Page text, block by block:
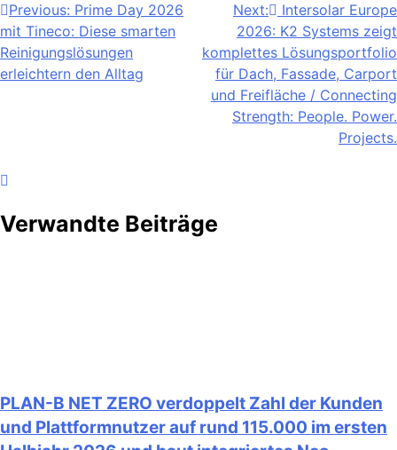
Beitragsnavigation
Previous: Prime Day 2026
mit Tineco: Diese smarten
Reinigungslösungen
erleichtern den Alltag
Next:
Intersolar Europe
2026: K2 Systems zeigt
komplettes Lösungsportfolio
für Dach, Fassade, Carport
und Freifläche / Connecting
Strength: People. Power.
Projects.
Verwandte Beiträge
PLAN-B NET ZERO verdoppelt Zahl der Kunden
und Plattformnutzer auf rund 115.000 im ersten